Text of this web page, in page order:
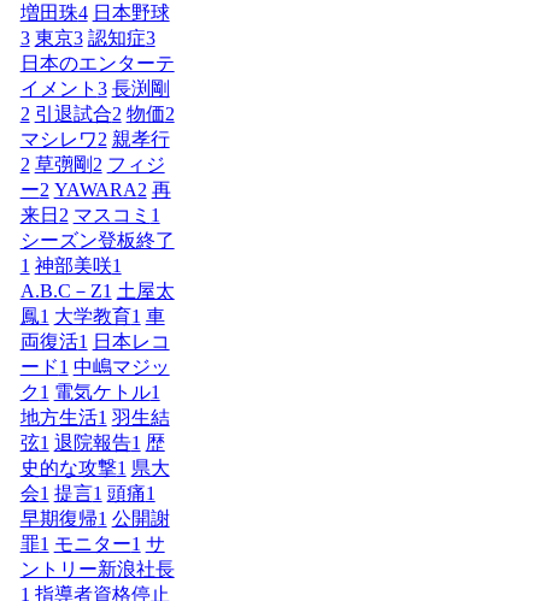
増田珠4 日本野球
3 東京3 認知症3
日本のエンターテ
イメント 3 長渕剛
2 引退試合2 物価2
マシレワ2 親孝行
2 草彅剛 2 フィジ
ー2 YAWARA2 再
来日 2 マスコミ 1
シーズン登板終了
1 神部美咲1
A.B.C－Z1 土屋太
鳳1 大学教育1 車
両復活1 日本レコ
ード1 中嶋マジッ
ク1 電気ケトル1
地方生活1 羽生結
弦1 退院報告1 歴
史的な攻撃1 県大
会1 提言1 頭痛1
早期復帰1 公開謝
罪1 モニター1 サ
ントリー新浪社長
1 指導者資格停止